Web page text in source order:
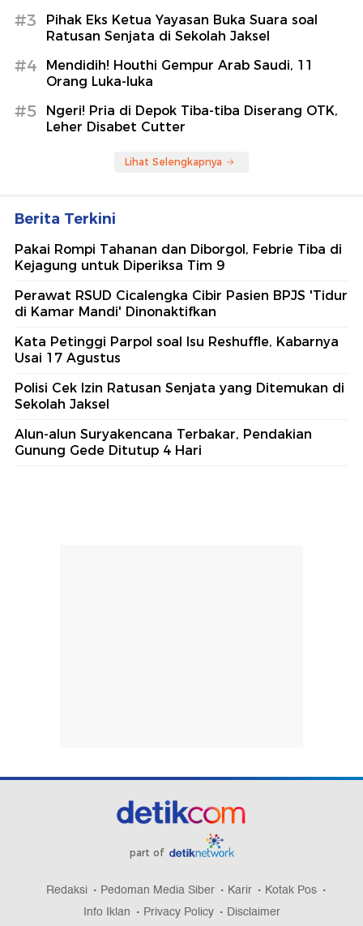
#3
Pihak Eks Ketua Yayasan Buka Suara soal
Ratusan Senjata di Sekolah Jaksel
#4
Mendidih! Houthi Gempur Arab Saudi, 11
Orang Luka-luka
#5
Ngeri! Pria di Depok Tiba-tiba Diserang OTK,
Leher Disabet Cutter
Lihat Selengkapnya
Berita Terkini
Pakai Rompi Tahanan dan Diborgol, Febrie Tiba di
Kejagung untuk Diperiksa Tim 9
Perawat RSUD Cicalengka Cibir Pasien BPJS 'Tidur
di Kamar Mandi' Dinonaktifkan
Kata Petinggi Parpol soal Isu Reshuffle, Kabarnya
Usai 17 Agustus
Polisi Cek Izin Ratusan Senjata yang Ditemukan di
Sekolah Jaksel
Alun-alun Suryakencana Terbakar, Pendakian
Gunung Gede Ditutup 4 Hari
part of
Redaksi Pedoman Media Siber Karir
Kotak Pos
Info Iklan
Privacy Policy Disclaimer